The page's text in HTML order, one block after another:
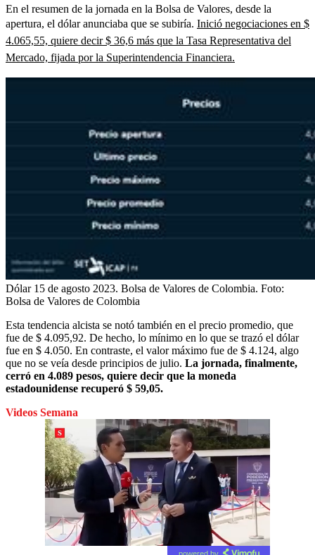
En el resumen de la jornada en la Bolsa de Valores, desde la
apertura, el dólar anunciaba que se subiría. Inició negociaciones en $
4.065,55, quiere decir $ 36,6 más que la Tasa Representativa del
Mercado, fijada por la Superintendencia Financiera.
Dólar 15 de agosto 2023. Bolsa de Valores de Colombia. Foto:
Bolsa de Valores de Colombia
Esta tendencia alcista se notó también en el precio promedio, que
fue de $ 4.095,92. De hecho, lo mínimo en lo que se trazó el dólar
fue en $ 4.050. En contraste, el valor máximo fue de $ 4.124, algo
que no se veía desde principios de julio. La jornada, finalmente,
cerró en 4.089 pesos, quiere decir que la moneda
estadounidense recuperó $ 59,05.
Videos Semana
powered by